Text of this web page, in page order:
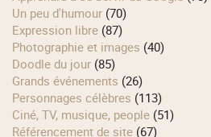
Un peu d'humour (70)
Expression libre (87)
Photographie et images (40)
Doodle du jour (85)
Grands événements (26)
Personnages célèbres (113)
Ciné, TV, musique, people (51)
Référencement de site (67)